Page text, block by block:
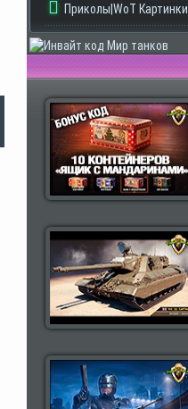
Приколы|WoT Картинки
Популярные моды Wot